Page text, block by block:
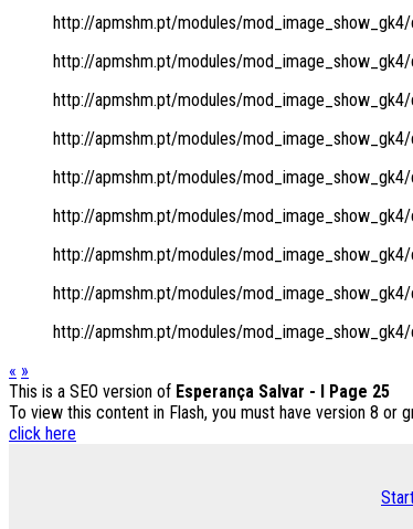
http://apmshm.pt/modules/
http://apmshm.pt/modules/
http://apmshm.pt/modules/
http://apmshm.pt/modules/
http://apmshm.pt/modules/
http://apmshm.pt/modules/
http://apmshm.pt/modules/
http://apmshm.pt/modules/
http://apmshm.pt/modules/
« »
This is a SEO version of Esperança Salvar - I Page 25
To view this content in Flash, you must have version 8 or
click here